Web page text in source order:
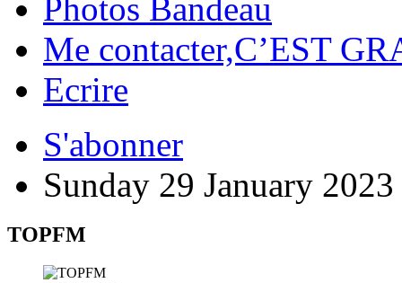
Photos Bandeau
Me contacter,C’EST
Ecrire
S'abonner
Sunday 29 January 2023
TOPFM